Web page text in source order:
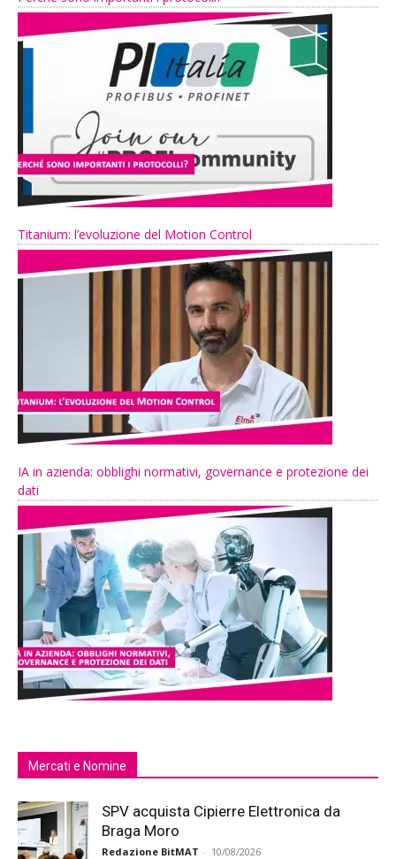
Titanium: l’evoluzione del Motion Control
IA in azienda: obblighi normativi, governance e protezione dei
dati
Mercati e Nomine
SPV acquista Cipierre Elettronica da
Braga Moro
Redazione BitMAT - 10/08/2026